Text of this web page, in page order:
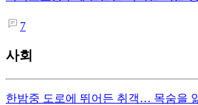
7
사회
한밤중 도로에 뛰어든 취객… 목숨을